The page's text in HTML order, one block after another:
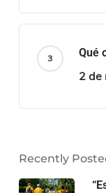
Qué
2 de
Recently